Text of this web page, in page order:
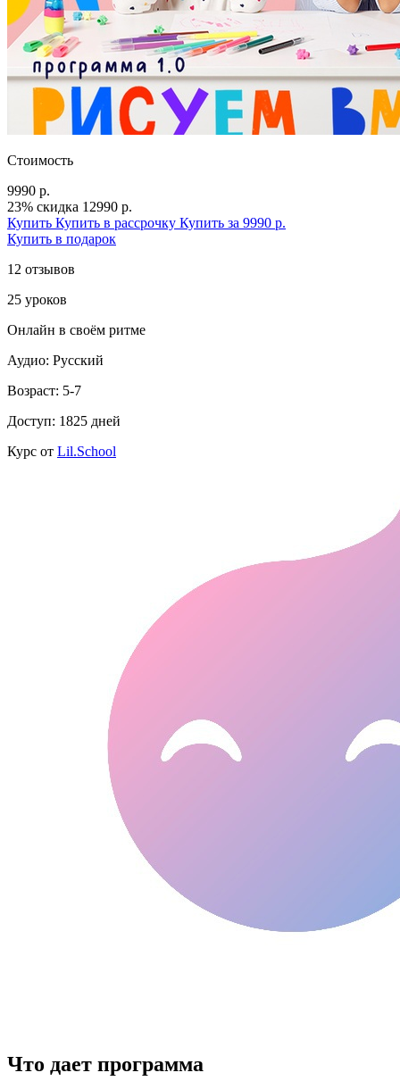
Стоимость
9990 р.
23% скидка 12990 р.
Купить Купить в рассрочку Купить за 9990 р.
Купить в подарок
12 отзывов
25 уроков
Онлайн в своём ритме
Аудио: Русский
Возраст: 5-7
Доступ: 1825 дней
Курс от Lil.School
Что дает программа